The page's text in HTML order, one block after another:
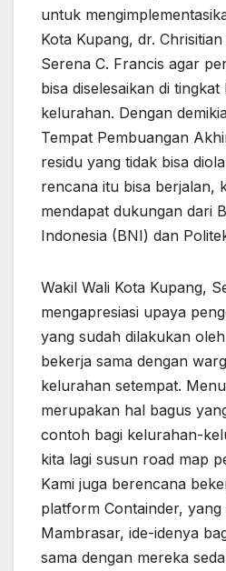
untuk
Kota Kupang, dr.
Serena C. Francis agar
bisa diselesaikan di
kelurahan. Dengan
Tempat Pembuangan
residu yang tidak bisa
rencana itu bisa berjalan,
mendapat dukungan dari
Indonesia (BNI) dan
Wakil Wali Kota Kupang,
mengapresiasi upaya
yang sudah dilakukan
bekerja sama dengan
kelurahan setempat.
merupakan hal bagus
contoh bagi kelurahan-
kita lagi susun road map
Kami juga berencana
platform Containder, yang
Mambrasar, ide-idenya
sama dengan mereka